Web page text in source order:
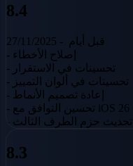
8.4
27/11/2025 - قبل أيام
- إصلاح الأخطاء
- تحسينات في الاستقرار
- تحسينات في ألوان التمييز
- إعادة تصميم الأنماط
- تحسين التوافق مع iOS 26
- تحديث حزم الطرف الثالث
8.3